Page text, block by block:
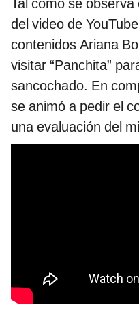
del video de
contenidos Ariana
visitar “Panchita”
sancochado. En
se animó a pedir el
una evaluación del